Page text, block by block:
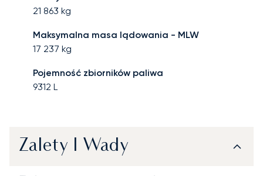
21 863 kg
Maksymalna masa lądowania - MLW
17 237 kg
Pojemność zbiorników paliwa
9312 L
Zalety I Wady